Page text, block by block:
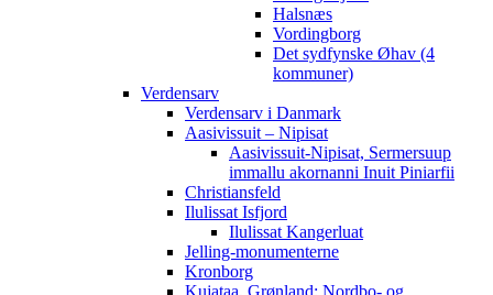
Halsnæs
Vordingborg
Det sydfynske Øhav (4
kommuner)
Verdensarv
Verdensarv i Danmark
Aasivissuit – Nipisat
Aasivissuit-Nipisat, Sermersuup
immallu akornanni Inuit Piniarfii
Christiansfeld
Ilulissat Isfjord
Ilulissat Kangerluat
Jelling-monumenterne
Kronborg
Kujataa, Grønland: Nordbo- og